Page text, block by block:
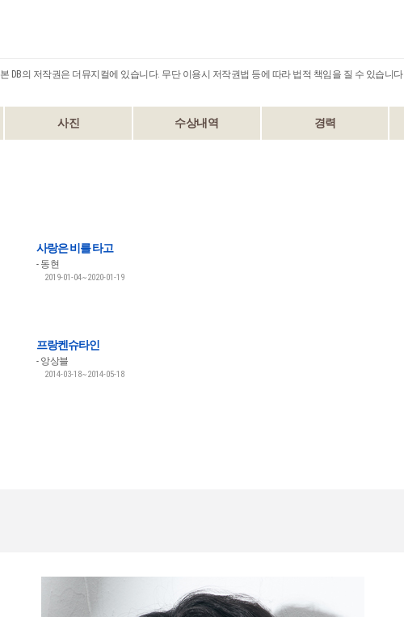
본 DB의 저작권은 더뮤지컬에 있습니다. 무단 이용시 저작권법 등에 따라 법적 책임을 질 수 있습니다.
사진 수상내역 경력
사랑은 비를 타고
동현
2019-01-04~2020-01-19
프랑켄슈타인
앙상블
2014-03-18~2014-05-18